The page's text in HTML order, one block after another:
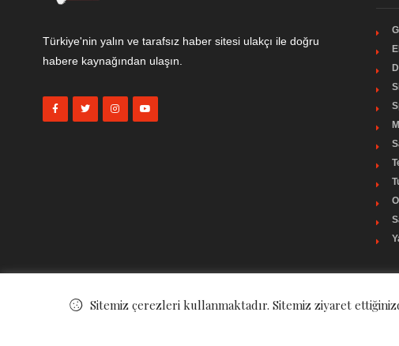
Türkiye'nin yalın ve tarafsız haber sitesi ulakçı ile doğru
habere kaynağından ulaşın.
Sitemiz çerezleri kullanmaktadır. Sitemiz ziyaret